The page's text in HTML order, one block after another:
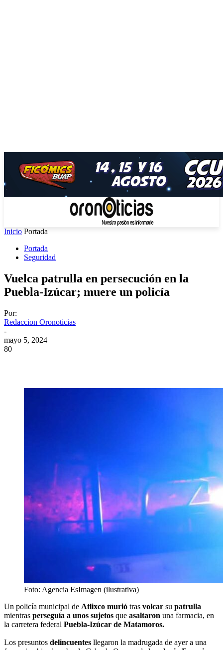
Inicio Portada
Portada
Seguridad
Vuelca patrulla en persecución en la
Puebla-Izúcar; muere un policía
Por:
Redaccion Oronoticias
-
mayo 5, 2024
80
Foto: Agencia EsImagen (ilustrativa)
Un policía municipal de Atlixco murió tras volcar su patrulla
mientras perseguía a unos sujetos que asaltaron una farmacia, en
la carretera federal Puebla-Izúcar de Matamoros.
Los presuntos delincuentes llegaron la madrugada de ayer a una